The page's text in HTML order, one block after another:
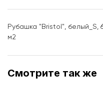
Рубашка "Bristol", белый_S,
м2
Смотрите так же